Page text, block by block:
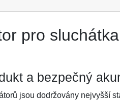
pro
a bezpečný
jsou dodržovány nejvyšší